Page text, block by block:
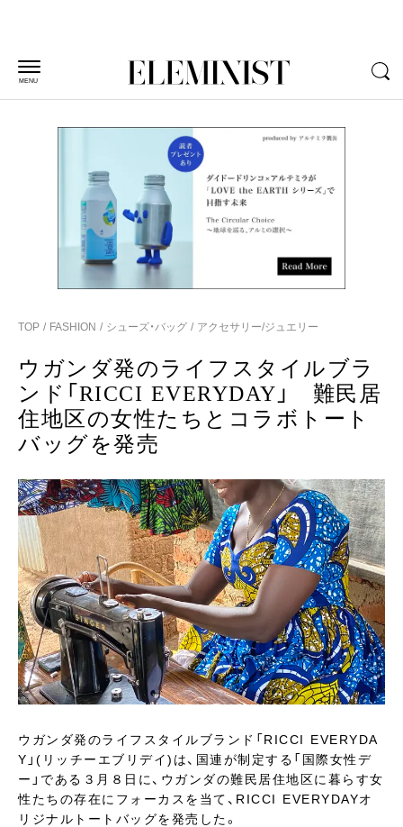
MENU
TOP FASHION シューズ・バッグ アクセサリー/ジュエリー
ウガンダ発のライフスタイルブラ
ンド「RICCI EVERYDAY」 難民居
住地区の女性たちとコラボトート
バッグを発売
ウガンダ発のライフスタイルブランド「RICCI EVERYDA
Y」(リッチーエブリデイ)は、国連が制定する「国際女性デ
ー」である３月８日に、ウガンダの難民居住地区に暮らす女
性たちの存在にフォーカスを当て、RICCI EVERYDAYオ
リジナルトートバッグを発売した。